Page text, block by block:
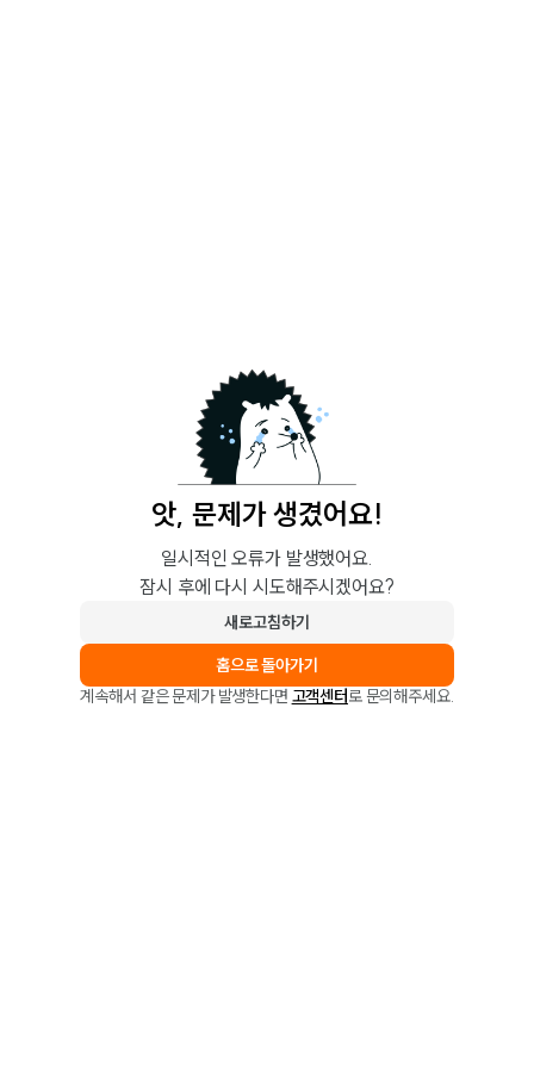
앗, 문제가 생겼어요!
일시적인 오류가 발생했어요.
잠시 후에 다시 시도해주시겠어요?
새로고침하기
홈으로 돌아가기
계속해서 같은 문제가 발생한다면 고객센터로 문의해주세요.